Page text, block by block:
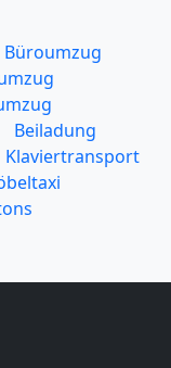
Büroumzug
Beiladung
Klaviertransport